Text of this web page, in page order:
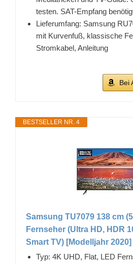
testen. SAT-Empfang
Lieferumfang: Samsung
mit Kurvenfuß, klassische
Stromkabel, Anleitung
Bei
BESTSELLER NR. 4
Samsung TU7079 138 cm
Fernseher (Ultra HD, HDR
Smart TV) [Modelljahr 2020]
Typ: 4K UHD, Flat, LED